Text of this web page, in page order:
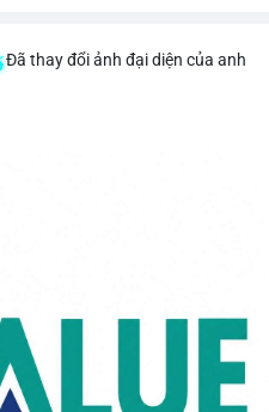
Đã thay đổi ảnh đại diện của anh